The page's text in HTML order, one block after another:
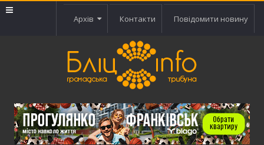
Архів Контакти Повідомити новину